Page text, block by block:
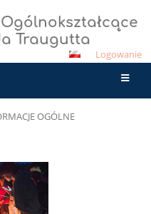
Traugutta
Logowanie
OGÓLNE